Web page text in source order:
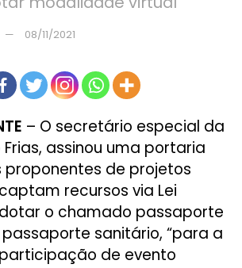
08/11/2021
– O secretário especial da
, assinou uma portaria
proponentes de projetos
recursos via Lei
o chamado passaporte
sanitário, “para a
de evento